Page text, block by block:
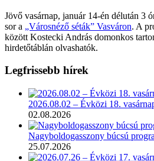
Jövő vasárnap, január 14-én délután 3
sor a „Városnéző séták” Vasváron. A
között Kostecki András domonkos
hirdetőtáblán olvashatók.
Legfrissebb hírek
2026.08.02 – Évközi 18.
02.08.2026
Nagyboldogasszony búcsú
25.07.2026